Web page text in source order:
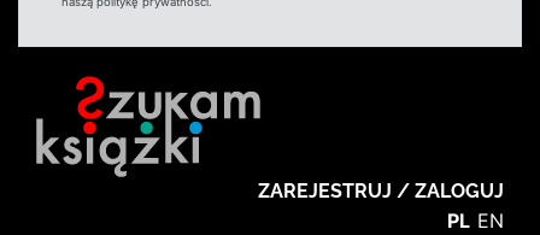
ZAREJESTRUJ / ZALOGUJ
PL EN